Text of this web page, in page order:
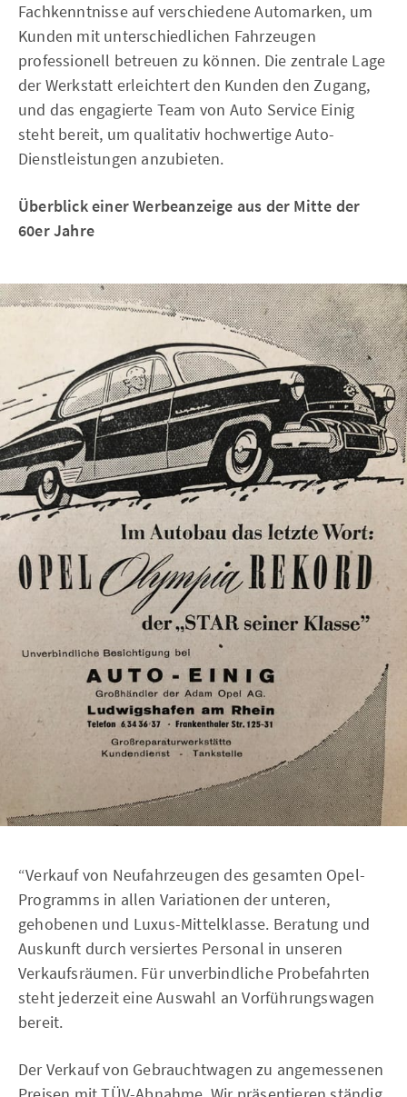
Fachkenntnisse auf verschiedene Automarken, um
Kunden mit unterschiedlichen Fahrzeugen
professionell betreuen zu können. Die zentrale Lage
der Werkstatt erleichtert den Kunden den Zugang,
und das engagierte Team von Auto Service Einig
steht bereit, um qualitativ hochwertige Auto-
Dienstleistungen anzubieten.
Überblick einer Werbeanzeige aus der Mitte der
60er Jahre
“Verkauf von Neufahrzeugen des gesamten Opel-
Programms in allen Variationen der unteren,
gehobenen und Luxus-Mittelklasse. Beratung und
Auskunft durch versiertes Personal in unseren
Verkaufsräumen. Für unverbindliche Probefahrten
steht jederzeit eine Auswahl an Vorführungswagen
bereit.
Der Verkauf von Gebrauchtwagen zu angemessenen